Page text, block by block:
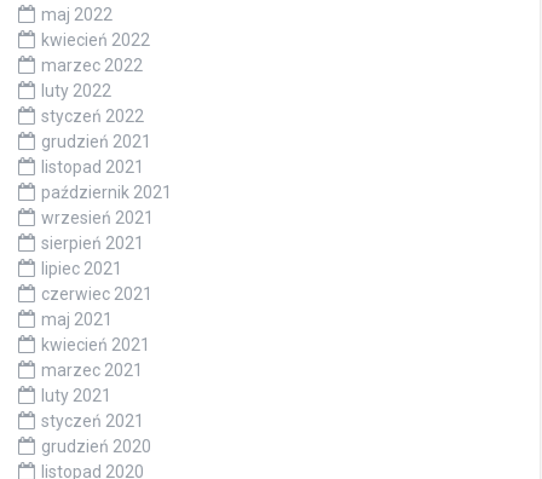
maj 2022
kwiecień 2022
marzec 2022
luty 2022
styczeń 2022
grudzień 2021
listopad 2021
październik 2021
wrzesień 2021
sierpień 2021
lipiec 2021
czerwiec 2021
maj 2021
kwiecień 2021
marzec 2021
luty 2021
styczeń 2021
grudzień 2020
listopad 2020